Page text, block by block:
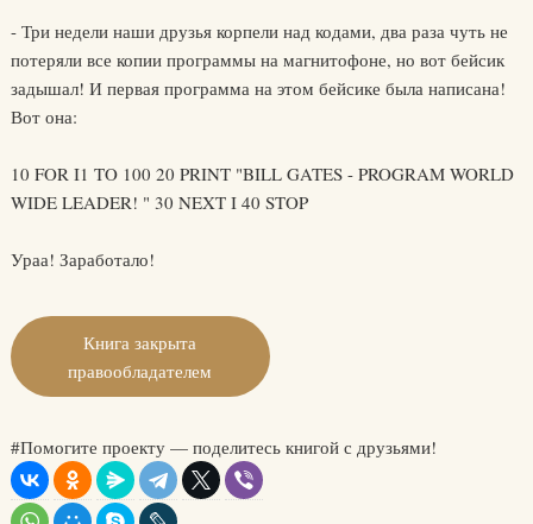
- Три недели наши друзья корпели над кодами, два раза чуть не
потеряли все копии программы на магнитофоне, но вот бейсик
задышал! И первая программа на этом бейсике была написана!
Вот она:
10 FOR I1 TO 100 20 PRINT "BILL GATES - PROGRAM WORLD
WIDE LEADER! " 30 NEXT I 40 STOP
Ураа! Заработало!
Книга закрыта
правообладателем
#Помогите проекту — поделитесь книгой с друзьями!